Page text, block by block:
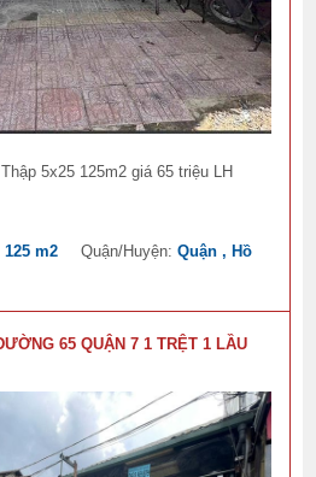
5x25 125m2 giá 65 triệu LH
125 m2 Quận/Huyện:Quận , Hồ
65 QUẬN 7 1 TRỆT 1 LẦU